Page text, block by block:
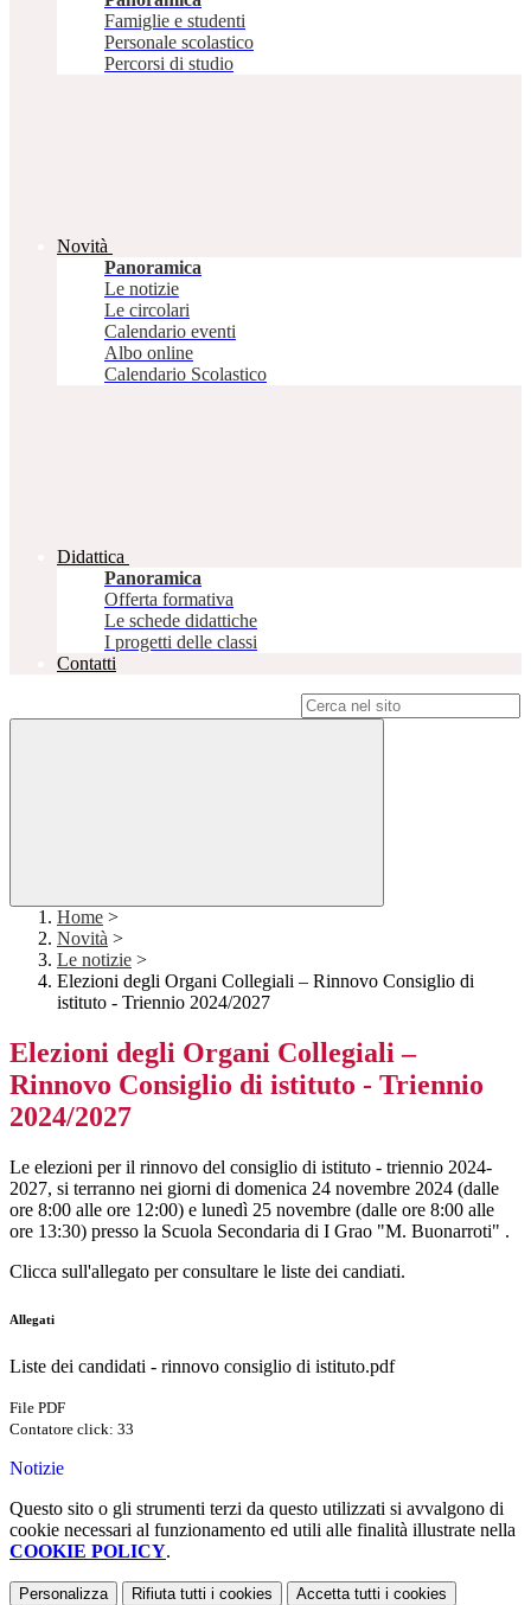
Famiglie e studenti
Personale scolastico
Percorsi di studio
Novità
Panoramica
Le notizie
Le circolari
Calendario eventi
Albo online
Calendario Scolastico
Didattica
Panoramica
Offerta formativa
Le schede didattiche
I progetti delle classi
Contatti
Home >
Novità >
Le notizie >
Elezioni degli Organi Collegiali – Rinnovo Consiglio di
istituto - Triennio 2024/2027
Elezioni degli Organi Collegiali –
Rinnovo Consiglio di istituto - Triennio
2024/2027
Le elezioni per il rinnovo del consiglio di istituto - triennio 2024-
2027, si terranno nei giorni di domenica 24 novembre 2024 (dalle
ore 8:00 alle ore 12:00) e lunedì 25 novembre (dalle ore 8:00 alle
ore 13:30) presso la Scuola Secondaria di I Grao "M. Buonarroti" .
Clicca sull'allegato per consultare le liste dei candiati.
Allegati
Liste dei candidati - rinnovo consiglio di istituto.pdf
File PDF
Contatore click: 33
Notizie
Questo sito o gli strumenti terzi da questo utilizzati si avvalgono di
cookie necessari al funzionamento ed utili alle finalità illustrate nella
COOKIE POLICY.
Personalizza Rifiuta tutti i cookies Accetta tutti i cookies